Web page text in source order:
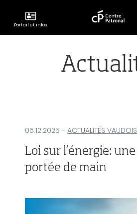
Portail et infos
CENTRE
05.12.2025 - ACTUALITÉS
Loi sur l’énergie:
portée de main